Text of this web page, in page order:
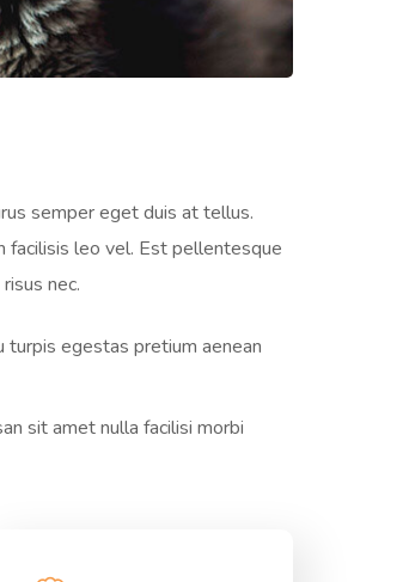
semper eget duis at tellus.
facilisis leo vel. Est pellentesque
nec.
turpis egestas pretium aenean
sit amet nulla facilisi morbi